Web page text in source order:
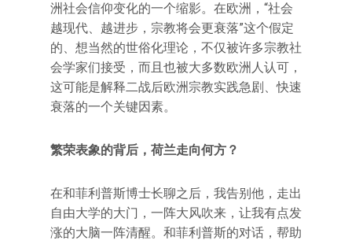
洲社会信仰变化的一个缩影。在欧洲，“社会
越现代、越进步，宗教将会更衰落”这个假定
的、想当然的世俗化理论，不仅被许多宗教社
会学家们接受，而且也被大多数欧洲人认可，
这可能是解释二战后欧洲宗教实践急剧、快速
衰落的一个关键因素。
繁荣表象的背后，荷兰走向何方？
在和菲利普斯博士长聊之后，我告别他，走出
自由大学的大门，一阵大风吹来，让我有点发
涨的大脑一阵清醒。和菲利普斯的对话，帮助